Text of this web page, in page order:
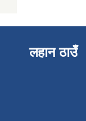
लहान ठाउँ